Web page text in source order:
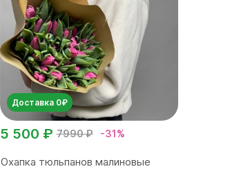
Доставка 0₽
7990 ₽ -31%
5 500 ₽
Охапка тюльпанов малиновые